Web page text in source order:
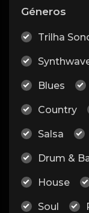
Géneros
Trilha
Blues
Country
Salsa
Drum &
House
Soul